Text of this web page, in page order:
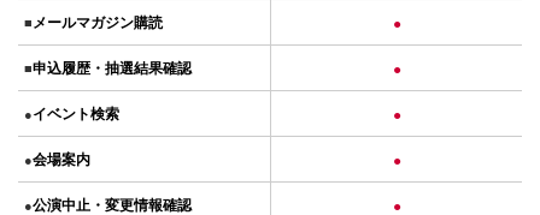
■メールマガジン購読 ●
■申込履歴・抽選結果確認 ●
●イベント検索 ●
●会場案内 ●
●公演中止・変更情報確認 ●